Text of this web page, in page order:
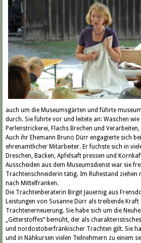
auch um die Museumsgärten und führte
durch. Sie führte vor und leitete an: Waschen
Perlenstrickerei, Flachs Brechen und
Auch ihr Ehemann Bruno Dürr engagierte sich
ehrenamtlicher Mitarbeiter. Er fuchste sich in
Dreschen, Backen, Apfelsaft pressen und
Ausscheiden aus dem Museumsdienst war sie
Trachtenschneiderin tätig. Im Ruhestand ziehen
nach Mittelfranken.
Die Trachtenberaterin Birgit Jauernig aus
Leistungen von Susanne Dürr als treibende
Trachtenerneuerung. Sie habe sich um die
„Gitterstoffes“ bemüht, der als
und nordostoberfränkischer Trachten gilt. Sie
und in Nähkursen vielen Teilnehmern zu einem